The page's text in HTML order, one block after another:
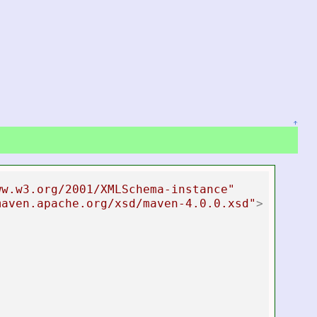
↑
2001/XMLSchema-instance"
xsd/maven-4.0.0.xsd">